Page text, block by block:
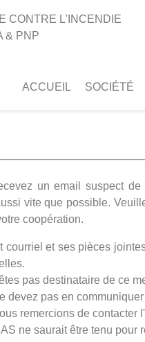
CONTRE L'INCENDIE
& PNP
ACCUEIL SOCIÉTÉ
un email suspect
vite que possible.
coopération.
courriel et ses pièces
pas destinataire de ce
devez pas en
remercions de contacter
ne saurait être tenu